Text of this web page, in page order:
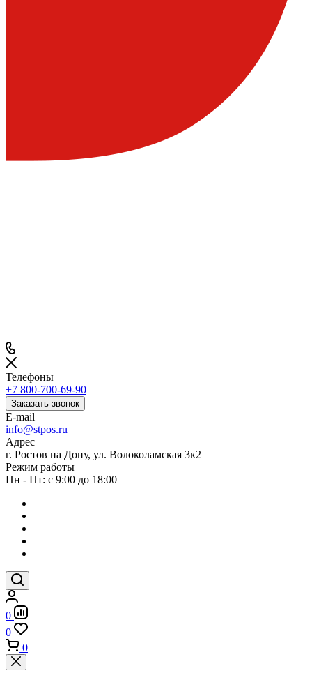
Телефоны
+7 800-700-69-90
Заказать звонок
E-mail
info@stpos.ru
Адрес
г. Ростов на Дону, ул. Волоколамская 3к2
Режим работы
Пн - Пт: с 9:00 до 18:00
0
0
0